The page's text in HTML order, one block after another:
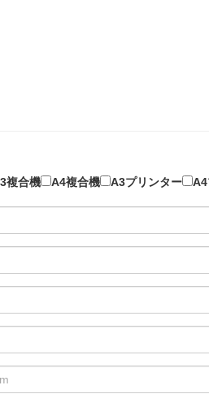
複合機 A4複合機 A3プリンター A4